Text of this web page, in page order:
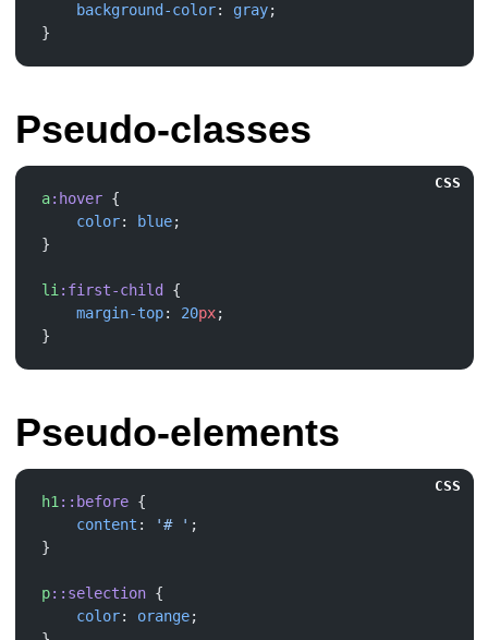
    background-color
: gray
Pseudo-classes
CSS
a:hover
    color
: blue
li :first-child
    margin-top
: 20px
Pseudo-elements
CSS
h1 ::before
    content
: '# '
p::selection
    color
: orange